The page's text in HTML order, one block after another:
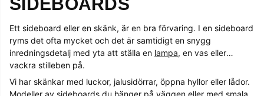
SIDEBOARDS
Ett sideboard eller en skänk, är en bra förvaring. I en sideboard
ryms det ofta mycket och det är samtidigt en snygg
inredningsdetalj med yta att ställa en lampa, en vas eller
vackra stilleben på.
Vi har skänkar med luckor, jalusidörrar, öppna hyllor eller lådor.